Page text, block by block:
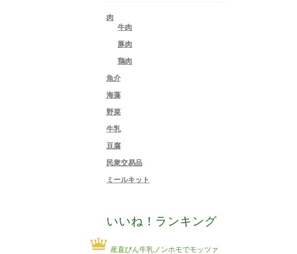
肉
牛肉
豚肉
鶏肉
魚介
海藻
野菜
牛乳
豆腐
民衆交易品
ミールキット
いいね！ランキング
産直びん牛乳ノンホモでモッツァ